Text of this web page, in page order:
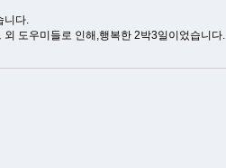
니다.
도우미들로 인해,행복한 2박3일이었습니다.